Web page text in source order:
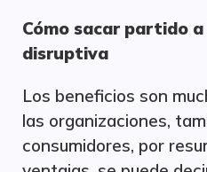
Cómo sacar partido
disruptiva
Los beneficios son
las organizaciones,
consumidores, por